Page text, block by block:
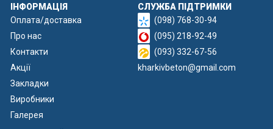
ІНФОРМАЦІЯ
Оплата/доставка
Про нас
Контакти
Акції
Закладки
Виробники
Галерея
СЛУЖБА ПІДТРИМКИ
(098) 768-30-94
(095) 218-92-49
(093) 332-67-56
kharkivbeton@gmail.com